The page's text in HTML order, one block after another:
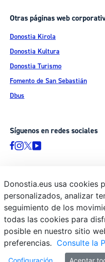
Otras páginas web
Donostia Kirola
Donostia Kultura
Donostia Turismo
Fomento de San Sebastián
Dbus
Síguenos en redes sociales
© Donostiako Udala -
Ijentea 1, 20003 Donostia / San
Aviso legal
Política de privacidad
Política de cookies
Declaración de accesibilidad
Donostia.eus usa cookies
personalizados, analizar
seguimiento de los
todas las cookies para
posible en nuestro sitio
preferencias. Consulte la
Configuración Aceptar